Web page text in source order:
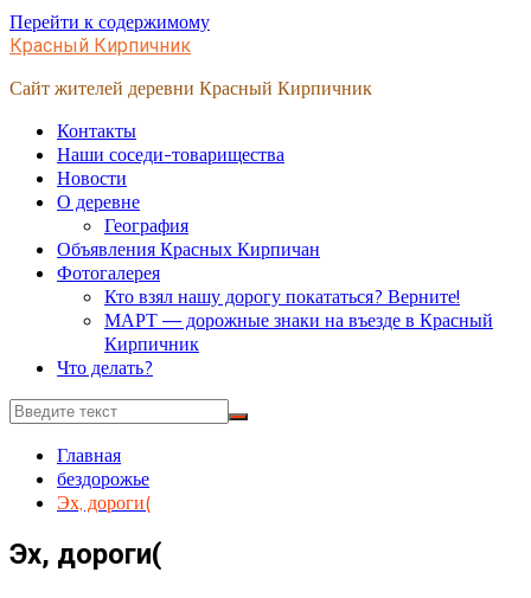
Перейти к содержимому
Красный Кирпичник
Сайт жителей деревни Красный Кирпичник
Контакты
Наши соседи-товарищества
Новости
О деревне
География
Объявления Красных Кирпичан
Фотогалерея
Кто взял нашу дорогу покататься? Верните!
МАРТ — дорожные знаки на въезде в Красный
Кирпичник
Что делать?
Главная
бездорожье
Эх, дороги(
Эх, дороги(